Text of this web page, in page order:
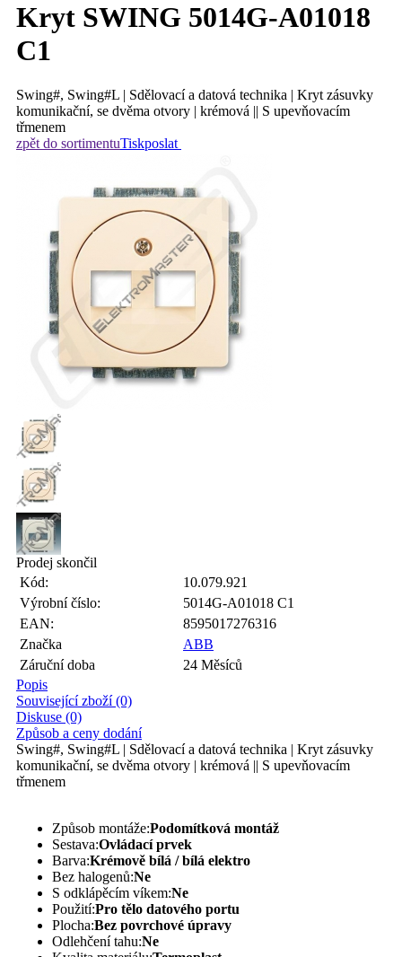
Kryt SWING 5014G-A01018
C1
Swing#, Swing#L | Sdělovací a datová technika | Kryt zásuvky
komunikační, se dvěma otvory | krémová || S upevňovacím
třmenem
zpět do sortimentuTiskposlat
Prodej skončil
Kód:
10.079.921
Výrobní číslo:
5014G-A01018 C1
EAN:
8595017276316
Značka
ABB
Záruční doba
24 Měsíců
Popis
Související zboží (0)
Diskuse (0)
Způsob a ceny dodání
Swing#, Swing#L | Sdělovací a datová technika | Kryt zásuvky
komunikační, se dvěma otvory | krémová || S upevňovacím
třmenem
Způsob montáže:Podomítková montáž
Sestava:Ovládací prvek
Barva:Krémově bílá / bílá elektro
Bez halogenů:Ne
S odklápěcím víkem:Ne
Použití:Pro tělo datového portu
Plocha:Bez povrchové úpravy
Odlehčení tahu:Ne